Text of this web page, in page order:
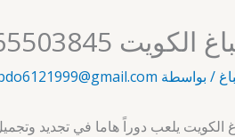
65503845 – أبو حليفة – صباغ رخيص
/ بواسطة
الكويت يلعب دوراً هاما في تجديد